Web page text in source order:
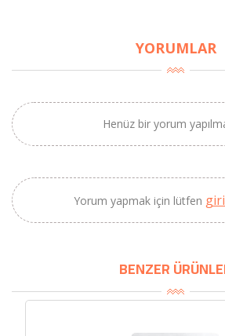
YORUMLAR
Henüz bir yorum
Yorum yapmak için lütfen
BENZER
2320,00 TL
2100,00 TL
Sızma
(2025
SEPETE EKLE